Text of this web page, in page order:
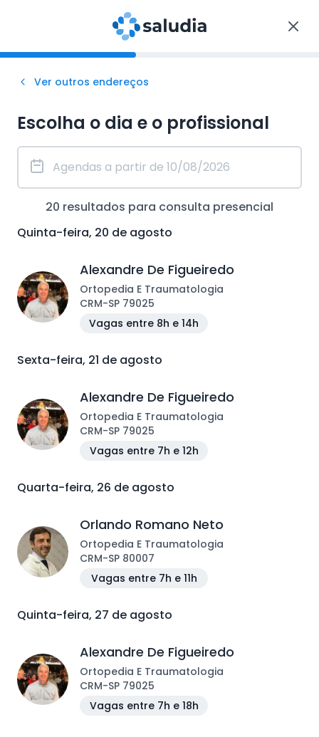
Ver outros endereços
Escolha o dia e o profissional
20 resultados para consulta presencial
Quinta-feira, 20 de agosto
Alexandre De Figueiredo
Ortopedia E Traumatologia
CRM-SP 79025
Vagas entre 8h e 14h
Sexta-feira, 21 de agosto
Alexandre De Figueiredo
Ortopedia E Traumatologia
CRM-SP 79025
Vagas entre 7h e 12h
Quarta-feira, 26 de agosto
Orlando Romano Neto
Ortopedia E Traumatologia
CRM-SP 80007
Vagas entre 7h e 11h
Quinta-feira, 27 de agosto
Alexandre De Figueiredo
Ortopedia E Traumatologia
CRM-SP 79025
Vagas entre 7h e 18h